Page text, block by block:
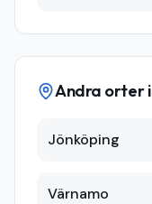
Andra orter i
Jönköping
Värnamo